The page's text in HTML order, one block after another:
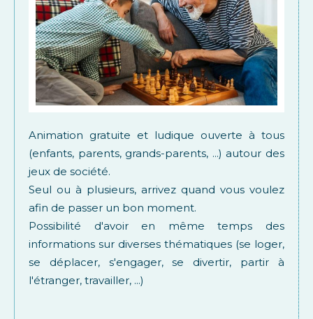
Animation gratuite et ludique ouverte à tous
(enfants, parents, grands-parents, ...) autour des
jeux de société.
Seul ou à plusieurs, arrivez quand vous voulez
afin de passer un bon moment.
Possibilité d'avoir en même temps des
informations sur diverses thématiques (se loger,
se déplacer, s'engager, se divertir, partir à
l'étranger, travailler, ...)